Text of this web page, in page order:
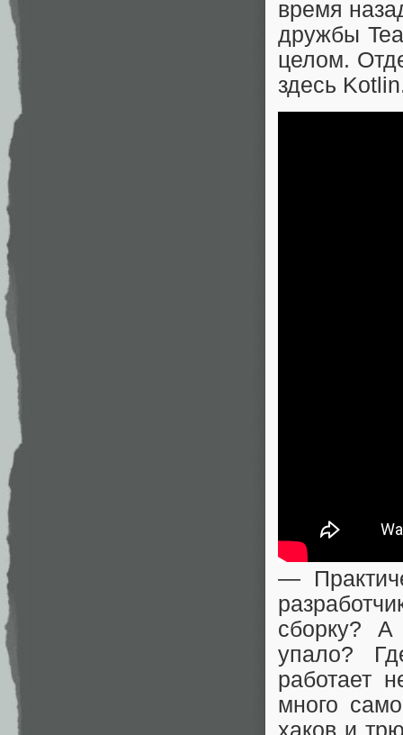
время
дружбы
целом.
здесь
—
сборку? А
упало?
работает
много
хаков и